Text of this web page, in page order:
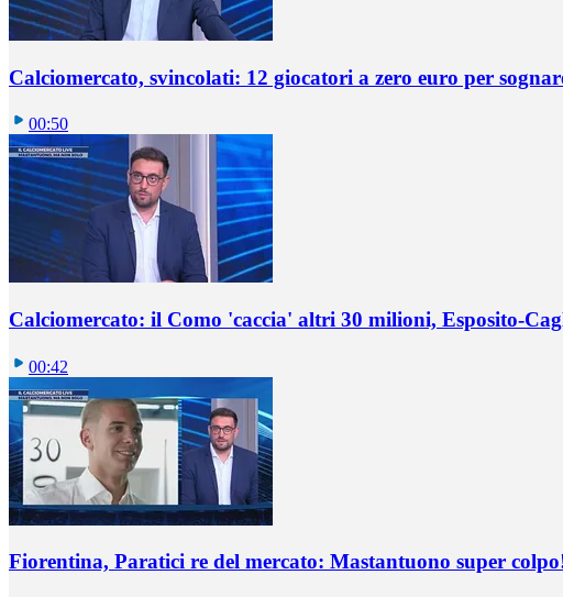
Calciomercato, svincolati: 12 giocatori a zero euro per
00:50
Calciomercato: il Como 'caccia' altri 30 milioni, Esposito-
00:42
Fiorentina, Paratici re del mercato: Mastantuono super